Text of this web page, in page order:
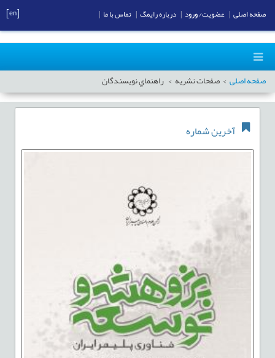
صفحه اصلی صفحات نشریه راهنماي نويسندگان
آخرین شماره
صفحه اصلی عضویت/ ورود درباره رایمگ تماس با ما